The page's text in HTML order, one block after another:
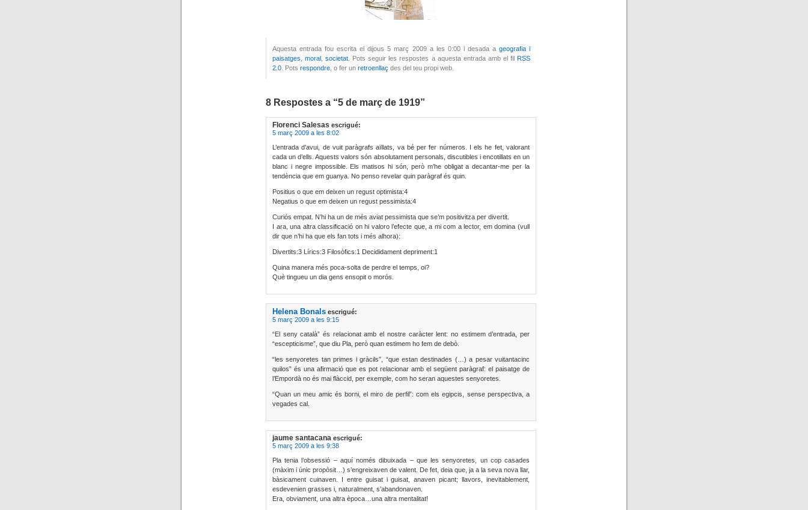
Aquesta entrada fou escrita el dijous 5 març 2009 a les 0:00 i desada a geografia i
paisatges ,moral ,societat . Pots seguir les respostes a aquesta entrada amb el fil
RSS
2.0 . Pots respondre , o fer un retroenllaç des del teu propi web.
8 Respostes a “5 de març de 1919”
Florenci Salesas escrigué:
5 març 2009 a les 8:02
L’entrada d’avui, de vuit paràgrafs aïllats, va bé per fer números. I els he fet, valorant
cada un d’ells. Aquests valors són absolutament personals, discutibles i encotillats en un
blanc i negre impossible. Els matisos hi són, però m’he obligat a decantar-me per la
tendència que em guanya. No penso revelar quin paràgraf és quin.
Positius o que em deixen un regust optimista:4
Negatius o que em deixen un regust pessimista:4
Curiós empat. N’hi ha un de més aviat pessimista que se’m positivitza per divertit.
I ara, una altra classificació on hi valoro l’efecte que, a mi com a lector, em domina (vull
dir que n’hi ha que els fan tots i més alhora):
Divertits:3 Lírics:3 Filosòfics:1 Decididament depriment:1
Quina manera més poca-solta de perdre el temps, oi?
Què tingueu un dia gens ensopit o morós.
Helena Bonals escrigué:
5 març 2009 a les 9:15
“El seny català” és relacionat amb el nostre caràcter lent: no estimem d’entrada, per
“escepticisme”, que diu Pla, però quan estimem ho fem de debò.
“les senyoretes tan primes i gràcils”, “que estan destinades (…) a pesar vuitantacinc
quilos” és una afirmació que es pot relacionar amb el següent paràgraf: el paisatge de
l’Empordà no és mai flàccid, per exemple, com ho seran aquestes senyoretes.
“Quan un meu amic és borni, el miro de perfil”: com els egipcis, sense perspectiva, a
vegades cal.
jaume santacana escrigué:
5 març 2009 a les 9:38
Pla tenia l’obsessió – aquí només dibuixada – que les senyoretes, un cop casades
(màxim i únic propòsit…) s’engreixaven de valent. De fet, deia que, ja a la seva nova llar,
bàsicament cuinaven. I entre guisat i guisat, anaven picant; llavors, inevitablement,
esdevenien grasses i, naturalment, s’abandonaven.
Era, obviament, una altra època…una altra mentalitat!